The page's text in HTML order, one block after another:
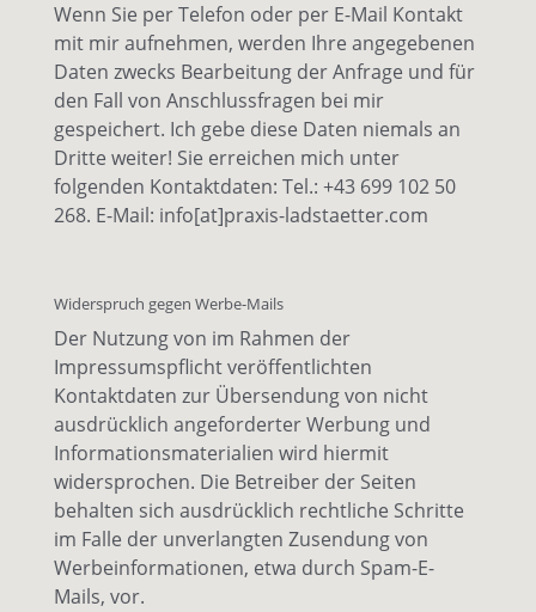
Wenn Sie per Telefon oder per E-Mail Kontakt
mit mir aufnehmen, werden Ihre angegebenen
Daten zwecks Bearbeitung der Anfrage und für
den Fall von Anschlussfragen bei mir
gespeichert. Ich gebe diese Daten niemals an
Dritte weiter! Sie erreichen mich unter
folgenden Kontaktdaten: Tel.: +43 699 102 50
268. E-Mail: info[at]praxis-ladstaetter.com
Widerspruch gegen Werbe-Mails
Der Nutzung von im Rahmen der
Impressumspflicht veröffentlichten
Kontaktdaten zur Übersendung von nicht
ausdrücklich angeforderter Werbung und
Informationsmaterialien wird hiermit
widersprochen. Die Betreiber der Seiten
behalten sich ausdrücklich rechtliche Schritte
im Falle der unverlangten Zusendung von
Werbeinformationen, etwa durch Spam-E-
Mails, vor.